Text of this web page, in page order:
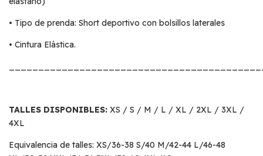
• Tipo de prenda: Short deportivo con bolsillos laterales
• Cintura Elástica.
TALLES DISPONIBLES: XS / S / M / L / XL / 2XL / 3XL /
4XL
Equivalencia de talles: XS/36-38 S/40 M/42-44 L/46-48